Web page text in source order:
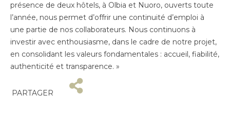
présence de deux hôtels, à Olbia et Nuoro, ouverts toute
l’année, nous permet d’offrir une continuité d’emploi à
une partie de nos collaborateurs. Nous continuons à
investir avec enthousiasme, dans le cadre de notre projet,
en consolidant les valeurs fondamentales : accueil, fiabilité,
authenticité et transparence. »
PARTAGER